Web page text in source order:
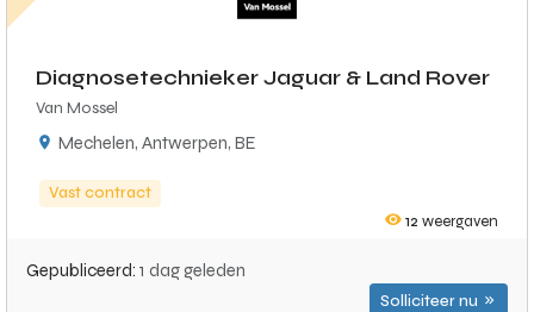
Diagnosetechnieker Jaguar & Land Rover
Van Mossel
Mechelen, Antwerpen, BE
Vast contract
12 weergaven
Gepubliceerd: 1 dag geleden
Solliciteer nu